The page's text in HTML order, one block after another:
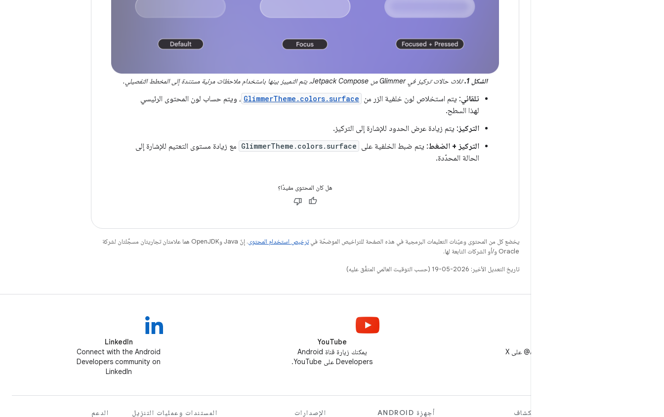
الشكل 1. ثلاث حالات تركيز في Glimmer من Jetpack Compose، يتم التمييز بينها باستخدام ملاحظات مرئية مستندة إلى المخطط التفصيلي.
تلقائي: يتم استخلاص لون خلفية الزر من GlimmerTheme.colors.surface ، ويتم حساب لون المحتوى الرئيسي
لهذا السطح.
التركيز: يتم زيادة عرض الحدود للإشارة إلى التركيز.
التركيز + الضغط: يتم ضبط الخلفية على GlimmerTheme.colors.surface مع زيادة مستوى التعتيم للإشارة إلى
الحالة المحدّدة.
هل كان المحتوى مفيدًا؟
يخضع كل من المحتوى وعيّنات التعليمات البرمجية في هذه الصفحة للتراخيص الموضحّة فيترخيص استخدام المحتوى
. إنّ Java وOpenJDK هما علامتان تجاريتان مسجَّلتان لشركة
Oracle و/أو الشركات التابعة لها.
تاريخ التعديل الأخير: 2026-05-19 (حسب التوقيت العالمي المتفَّق عليه)
YouTube
يمكنك زيارة قناة Android
Developers على YouTube.
LinkedIn
Connect with the Android
Developers community on
LinkedIn
استكشاف أجهزة ANDROID الإصدارات المستندات وعمليات التنزيل الدعم